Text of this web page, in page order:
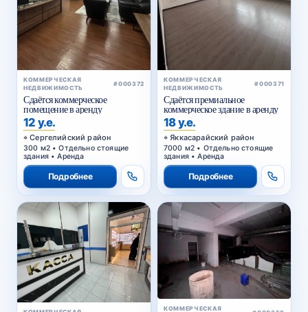
КОММЕРЧЕСКАЯ
НЕДВИЖИМОСТЬ
#000372
Сдаётся коммерческое
помещение в аренду
12 у.е.
Сергелийский район
300 м2 • Отдельно стоящие
здания • Аренда
Подробнее
КОММЕРЧЕСКАЯ
НЕДВИЖИМОСТЬ
#000371
Сдаётся премиальное
коммерческое здание в аренду
18 у.е.
Яккасарайский район
7000 м2 • Отдельно стоящие
здания • Аренда
Подробнее
КОММЕРЧЕСКАЯ